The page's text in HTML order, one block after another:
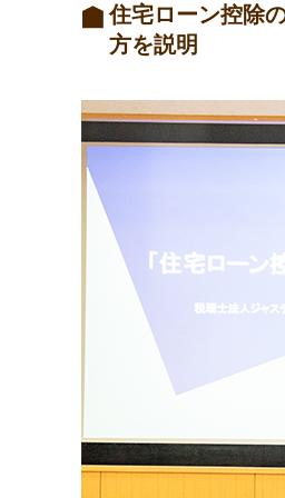
住宅ローン控除
方を説明